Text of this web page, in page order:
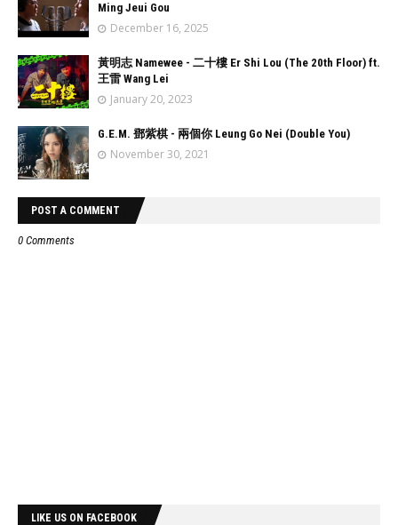
Ming Jeui Gou
December 16, 2025
黃明志 Namewee - 二十樓 Er Shi Lou (The 20th Floor) ft.
王雷 Wang Lei
January 20, 2023
G.E.M. 鄧紫棋 - 兩個你 Leung Go Nei (Double You)
November 30, 2021
POST A COMMENT
0 Comments
LIKE US ON FACEBOOK